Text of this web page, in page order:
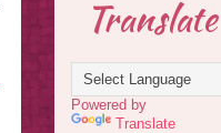
Translate
Powered by
Translate